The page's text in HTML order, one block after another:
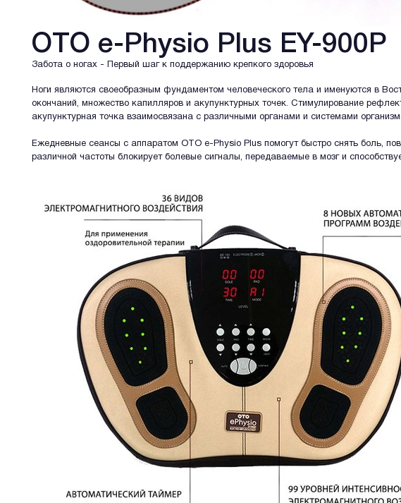
OTO e-Physio Plus EY-900P
Забота о ногах - Первый шаг к поддержанию крепкого здоровья
Ноги являются своеобразным фундаментом человеческого тела и именуются в
окончаний, множество капилляров и акупунктурных точек. Стимулирование
акупунктурная точка взаимосвязана с различными органами и системами
Ежедневные сеансы с аппаратом OTO e-Physio Plus помогут быстро снять боль,
различной частоты блокирует болевые сигналы, передаваемые в мозг и